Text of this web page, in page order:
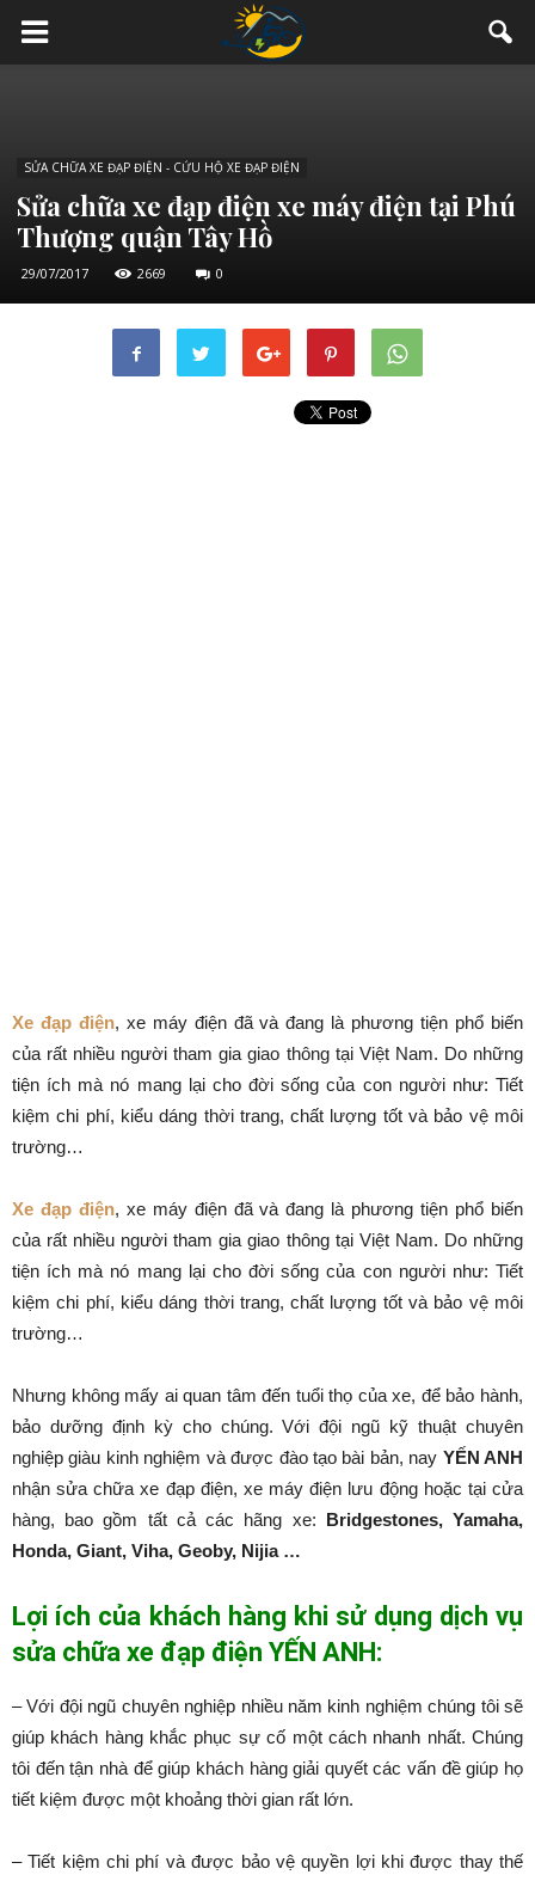
SỬA CHỮA XE ĐẠP ĐIỆN - CỨU HỘ XE ĐẠP ĐIỆN
Sửa chữa xe đạp điện xe máy điện tại Phú
Thượng quận Tây Hồ
29/07/2017 2669 0
Xe đạp điện, xe máy điện đã và đang là phương tiện phổ biến
của rất nhiều người tham gia giao thông tại Việt Nam. Do những
tiện ích mà nó mang lại cho đời sống của con người như: Tiết
kiệm chi phí, kiểu dáng thời trang, chất lượng tốt và bảo vệ môi
trường…
Xe đạp điện, xe máy điện đã và đang là phương tiện phổ biến
của rất nhiều người tham gia giao thông tại Việt Nam. Do những
tiện ích mà nó mang lại cho đời sống của con người như: Tiết
kiệm chi phí, kiểu dáng thời trang, chất lượng tốt và bảo vệ môi
trường…
Nhưng không mấy ai quan tâm đến tuổi thọ của xe, để bảo hành,
bảo dưỡng định kỳ cho chúng. Với đội ngũ kỹ thuật chuyên
nghiệp giàu kinh nghiệm và được đào tạo bài bản, nay YẾN ANH
nhận sửa chữa xe đạp điện, xe máy điện lưu động hoặc tại cửa
hàng, bao gồm tất cả các hãng xe: Bridgestones, Yamaha,
Honda, Giant, Viha, Geoby, Nijia …
Lợi ích của khách hàng khi sử dụng dịch vụ
sửa chữa xe đạp điện YẾN ANH:
– Với đội ngũ chuyên nghiệp nhiều năm kinh nghiệm chúng tôi sẽ
giúp khách hàng khắc phục sự cố một cách nhanh nhất. Chúng
tôi đến tận nhà để giúp khách hàng giải quyết các vấn đề giúp họ
tiết kiệm được một khoảng thời gian rất lớn.
– Tiết kiệm chi phí và được bảo vệ quyền lợi khi được thay thế